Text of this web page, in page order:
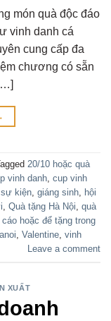
món quà độc đáo
vinh danh cá
cung cấp đa
chương có sẵn
20/10 hoặc quà
vinh danh cup vinh
kiện giáng sinh
hội
Quà tặng Hà Nội quà
hoặc để tặng trong
Valentine vinh
Leave a comment
XUẤT